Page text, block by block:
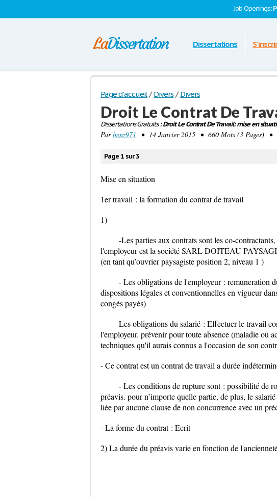
Job Openings:
Dissertations
Page d'accueil / Divers / Divers
Droit Le Contrat De
Dissertations Gratuits: Droit Le Contrat De Travail: mise en
Parhenz971 • 14 Janvier 2015 • 660 Mots (3 Pages) •
Page 1 sur 3
Mise en situation
1er travail : la formation du contrat de travail
1)
-Les parties aux contrats sont les co-
l'employeur est la société SARL DOITEAU
(en tant qu’ouvrier paysagiste position 2, niveau 1 )
- Les obligations de l'employeur : remuneration
dispositions légales et conventionnelles en vigueur
congés payés)
Les obligations du salarié : Effectuer le travail
l'employeur. prévenir pour toute absence (maladie ou
techniques qu'il aurais connus a l'occasion de son
- Ce contrat est un contrat de travail a durée
- Les conditions de rupture sont : possibilité de
préavis. pour n’importe quelle partie, de plus, le
liée par aucune clause de non concurrence avec un
- La forme du contrat : Ecrit
2) La durée du préavis varie en fonction de